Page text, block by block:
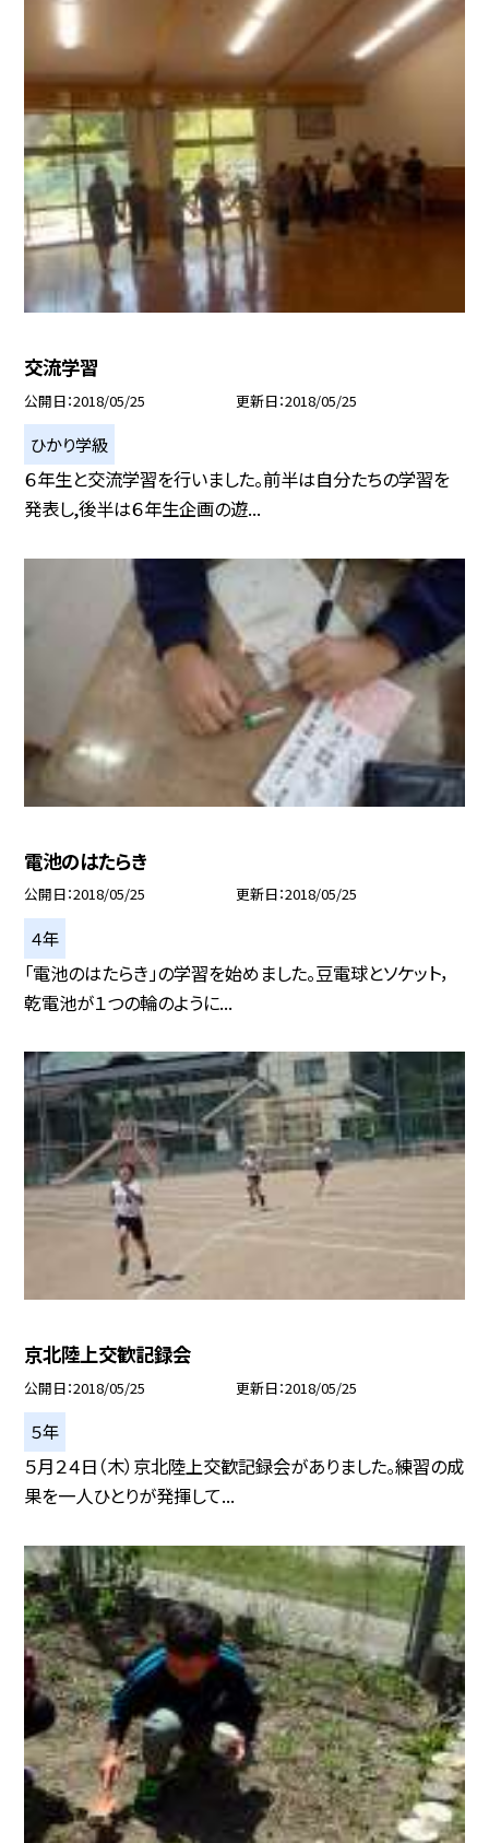
交流学習
公開日 2018/05/25 更新日 2018/05/25
ひかり学級
６年生と交流学習を行いました。前半は自分たちの学習を
発表し,後半は６年生企画の遊...
電池のはたらき
公開日 2018/05/25 更新日 2018/05/25
４年
「電池のはたらき」の学習を始めました。豆電球とソケット，
乾電池が１つの輪のように...
京北陸上交歓記録会
公開日 2018/05/25 更新日 2018/05/25
５年
５月２４日（木）京北陸上交歓記録会がありました。練習の成
果を一人ひとりが発揮して...